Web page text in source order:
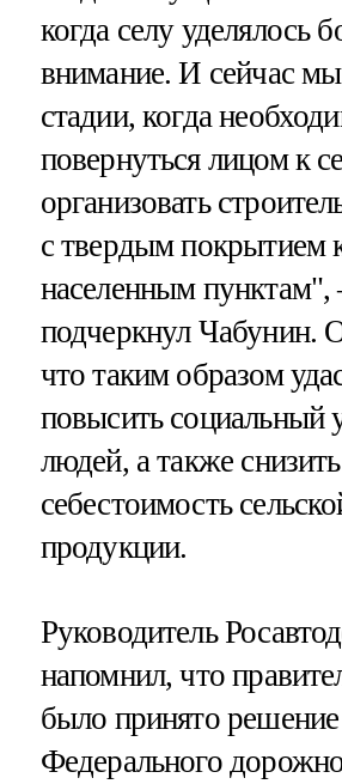
когда селу уделялось
внимание. И сейчас
стадии, когда
повернуться лицом к
организовать
с твердым покрытием
населенным пунктам",
подчеркнул Чабунин.
что таким образом
повысить социальный
людей, а также снизить
себестоимость
продукции.
Руководитель
напомнил, что
было принято
Федерального